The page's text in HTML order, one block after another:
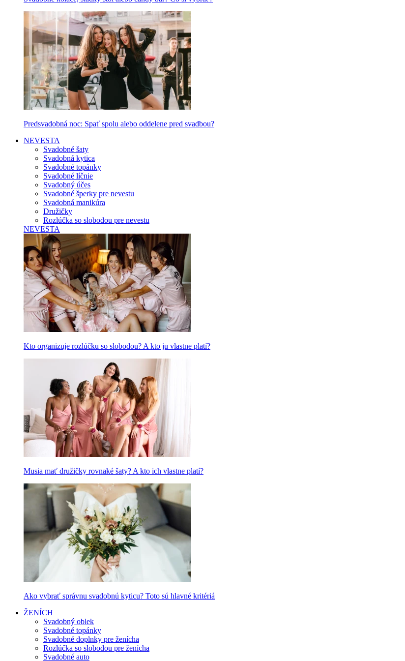
Predsvadobná noc: Spať spolu alebo oddelene pred svadbou?
NEVESTA
Svadobné šaty
Svadobná kytica
Svadobné topánky
Svadobné líčnie
Svadobný účes
Svadobné šperky pre nevestu
Svadobná manikúra
Družičky
Rozlúčka so slobodou pre nevestu
NEVESTA
Kto organizuje rozlúčku so slobodou? A kto ju vlastne platí?
Musia mať družičky rovnaké šaty? A kto ich vlastne platí?
Ako vybrať správnu svadobnú kyticu? Toto sú hlavné kritériá
ŽENÍCH
Svadobný oblek
Svadobné topánky
Svadobné doplnky pre ženícha
Rozlúčka so slobodou pre ženícha
Svadobné auto